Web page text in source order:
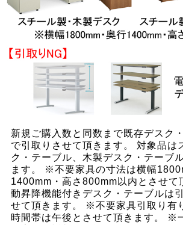
新規ご購入数と同数まで既存デスク
で引取りさせて頂きます。 対象品は
ク・テーブル、木製デスク・テーブ
ます。 ※不要家具の寸法は横幅
1400mm・高さ800mm以内とさせ
動昇降機能付きデスク・テーブルは
せて頂きます。 ※不要家具引取り有
時間帯は午後とさせて頂きます。 ※